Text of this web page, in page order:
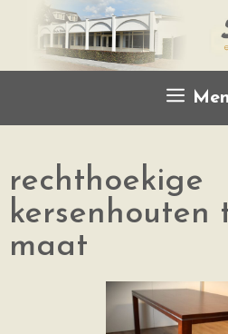
rechthoekige
kersenhouten
maat